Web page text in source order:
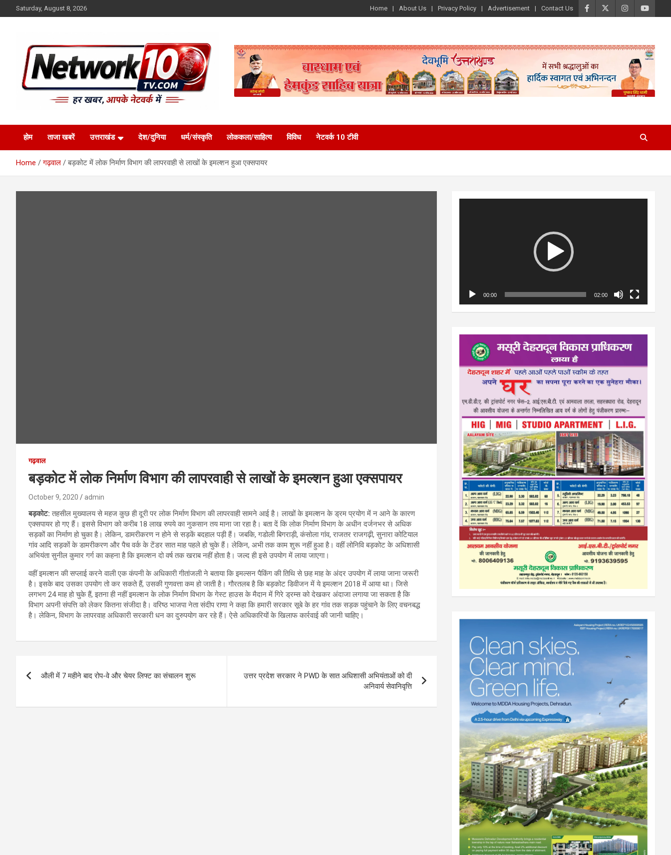
to
Saturday, August 8, 2026 Home About Us Privacy Policy Advertisement Contact Us
Network10tv
होम ताजा खबरें उत्तराखंड देश/दुनिया धर्म/संस्कृति लोककला/साहित्य विविध नेटवर्क 10 टीवी
Home गढ़वाल बड़कोट में लोक निर्माण विभाग की लापरवाही से लाखों के इमल्शन हुआ एक्सपायर
गढ़वाल
बड़कोट में लोक निर्माण विभाग की लापरवाही से लाखों के इमल्शन हुआ एक्सपायर
October 9, 2020 admin
बड़कोट: तहसील मुख्यालय से महज कुछ ही दूरी पर लोक निर्माण विभाग की लापरवाही सामने आई है। लाखों के इमल्शन के ड्रम प्रयोग में न आने के कारण
एक्सपायर हो गए हैं। इससे विभाग को करीब 18 लाख रुपये का नुकसान तय माना जा रहा है। बता दें कि लोक निर्माण विभाग के अधीन दर्जनभर से अधिक
सड़कों का निर्माण हो चुका है। लेकिन, डामरीकरण न होने से सड़कें बदहाल पड़ी हैं। जबकि, गडोली बिगराड़ी, कंसोला गांव, राजतर राजगढ़ी, सुनारा कोटियाल
गांव आदि सड़कों के डामरीकरण और पैच वर्क के टेंडर सात माह पहले हो चुके हैं। लेकिन, अभी तक काम शुरू नहीं हुआ है। वहीं लोनिवि बड़कोट के अधिशासी
अभियंता सुनील कुमार गर्ग का कहना है कि इमल्शन दो वर्ष तक खराब नहीं होता है। जल्द ही इसे उपयोग में लाया जाएगा।
वहीं इमल्शन की सप्लाई करने वाली एक कंपनी के अधिकारी गीतांजली ने बताया कि इमल्सन पैकिंग की तिथि से छह माह के अंदर उपयोग में लाया जाना जरूरी
है। इसके बाद उसका उपयोग तो कर सकते हैं, उसकी गुणवत्ता कम हो जाती है। गौरतलब है कि बड़कोट डिवीजन में ये इमल्शन 2018 में आया था। जिसे
लगभग 24 माह हो चुके हैं, इतना ही नहीं इमल्शन के लोक निर्माण विभाग के गेस्ट हाउस के मैदान में गिरे ड्रम्स को देखकर अंदाजा लगाया जा सकता है कि
विभाग अपनी संपत्ति को लेकर कितना संजीदा है। वरिष्ठ भाजपा नेता संदीप राणा ने कहा कि हमारी सरकार सूबे के हर गांव तक सड़क पहुंचाने के लिए वचनबद्ध
है। लेकिन, विभाग के लापरवाह अधिकारी सरकारी धन का दुरुपयोग कर रहे हैं। ऐसे अधिकारियों के खिलाफ कार्रवाई की जानी चाहिए।
औली में 7 महीने बाद रोप-वे और चेयर लिफ्ट का संचालन शुरू
उत्तर प्रदेश सरकार ने PWD के सात अधिशासी अभियंताओं को दी
अनिवार्य सेवानिवृत्ति
00:00 02:00